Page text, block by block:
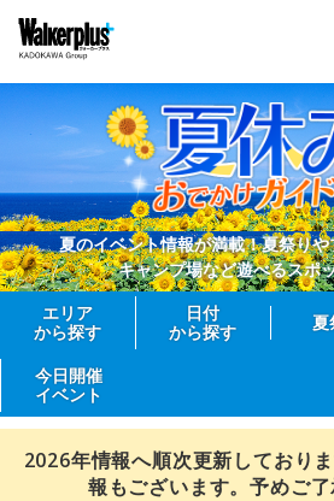
夏のイベント情報が満載！夏祭り
キャンプ場など遊べるスポ
エリア
から探す
日付
から探す
夏
今日開催
イベント
2026年情報へ順次更新しており
報もございます。予めご了